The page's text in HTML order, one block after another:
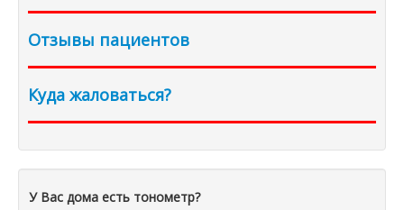
Отзывы пациентов
Куда жаловаться?
У Вас дома есть тонометр?